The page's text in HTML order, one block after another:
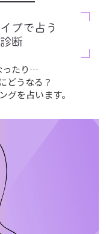
プで占う
断
ったり…
どうなる？
グを占います。